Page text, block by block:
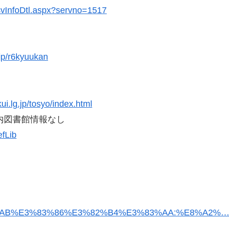
r6kyuukan
tosyo/index.html
書館情報なし